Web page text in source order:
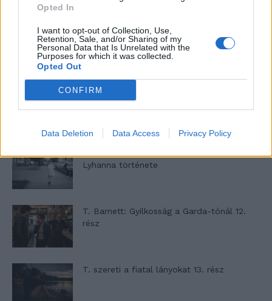
Opted In
I want to opt-out of Collection, Use,
Retention, Sale, and/or Sharing of my
Personal Data that Is Unrelated with the
Purposes for which it was collected.
Opted Out
CONFIRM
Data Deletion Data Access Privacy Policy
Képtelenek vagyunk felnőni a felnőtt élet
kihívásaihoz?
Altatógázos rablások Olaszországban
Lyhanna története
T. Barnett: Gyilkosság a Garda-tónál 12.
rész
T. szereti a fiatal lányokat 13. rész